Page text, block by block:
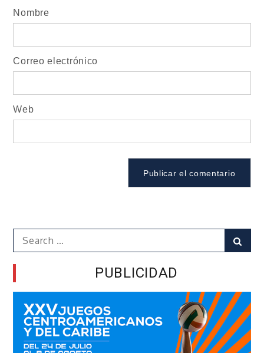
Nombre
Correo electrónico
Web
Search
for:
PUBLICIDAD